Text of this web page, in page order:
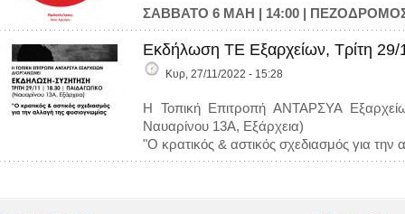
ΣΑΒΒΑΤΟ 6 ΜΑΗ | 14:00 |
Εκδήλωση ΤΕ Εξαρχείων, Τρίτη 29/
Κυρ, 27/11/2022 - 15:28
Η Τοπική Επιτροπή ΑΝΤΑΡΣΥΑ
Ναυαρίνου 13Α, Εξάρχεια)
"Ο κρατικός & αστικός σχεδιασμός για